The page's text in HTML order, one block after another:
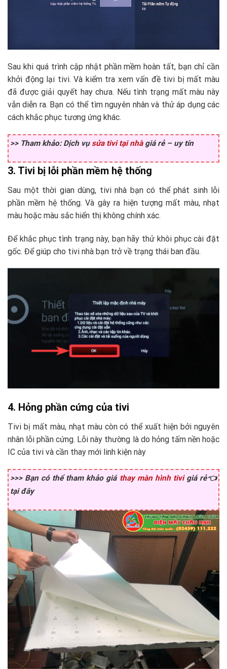
Sau khi quá trình cập nhật phần mềm hoàn tất, bạn chỉ cần
khởi động lại tivi. Và kiểm tra xem vấn đề tivi bị mất màu
đã được giải quyết hay chưa. Nếu tình trạng mất màu này
vẫn diễn ra. Bạn có thể tìm nguyên nhân và thử áp dụng các
cách khắc phục tương ứng khác.
>> Tham khảo: Dịch vụ sửa tivi tại nhàgiá rẻ – uy tín
3. Tivi bị lỗi phần mềm hệ thống
Sau một thời gian dùng, tivi nhà bạn có thể phát sinh lỗi
phần mềm hệ thống. Và gây ra hiện tượng mất màu, nhạt
màu hoặc màu sắc hiển thị không chính xác.
Để khắc phục tình trạng này, bạn hãy thử khôi phục cài đặt
gốc. Để giúp cho tivi nhà bạn trở về trạng thái ban đầu.
4. Hỏng phần cứng của tivi
Tivi bị mất màu, nhạt màu còn có thể xuất hiện bởi nguyên
nhân lỗi phần cứng. Lỗi này thường là do hỏng tấm nền hoặc
IC của tivi và cần thay mới linh kiện này
>>> Bạn có thể tham khảo giá thay màn hình tivigiá rẻ👈
tại đây